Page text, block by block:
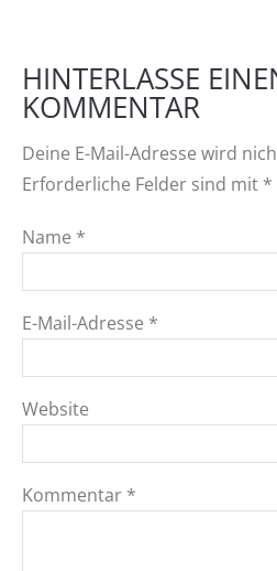
HINTERLASSE
KOMMENTAR
Deine E-Mail-Adresse wird
Erforderliche Felder sind mit *
Name *
E-Mail-Adresse *
Website
Kommentar *